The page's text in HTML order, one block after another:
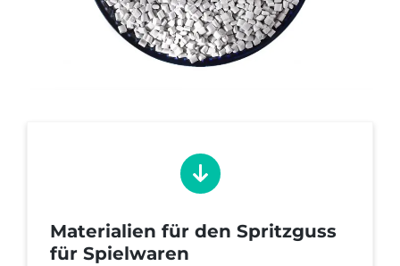
Materialien für den Spritzguss
für Spielwaren